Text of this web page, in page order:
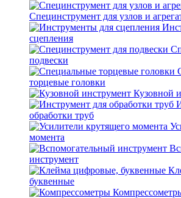
Специнструмент для узлов и
сцепления
подвески
торцевые головки
Кузовной
обработки труб
момента
инструмент
буквенные